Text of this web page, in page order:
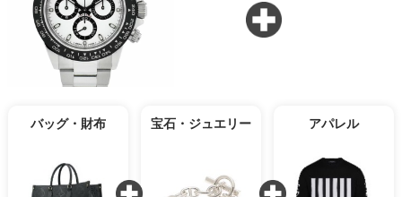
バッグ・財布 宝石・ジュエリー アパレル